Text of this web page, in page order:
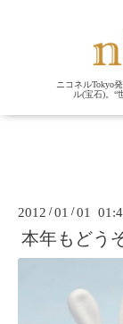
ニコネルTokyo
ル(宝石)。“
2012 /01 /01
本年もどう